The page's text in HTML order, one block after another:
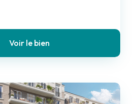
Voir le bien